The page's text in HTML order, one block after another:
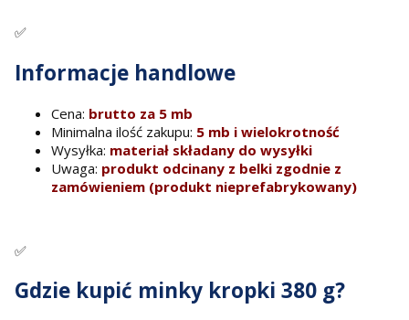
✅
Informacje handlowe
Cena: brutto za 5 mb
Minimalna ilość zakupu: 5 mb i wielokrotność
Wysyłka: materiał składany do wysyłki
Uwaga: produkt odcinany z belki zgodnie z
zamówieniem (produkt nieprefabrykowany)
✅
Gdzie kupić minky kropki 380 g?